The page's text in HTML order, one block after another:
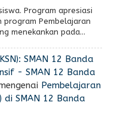
Program apresiasi
Pembelajaran
menekankan pada…
SMAN 12 Banda
- SMAN 12 Banda
Pembelajaran
di SMAN 12 Banda